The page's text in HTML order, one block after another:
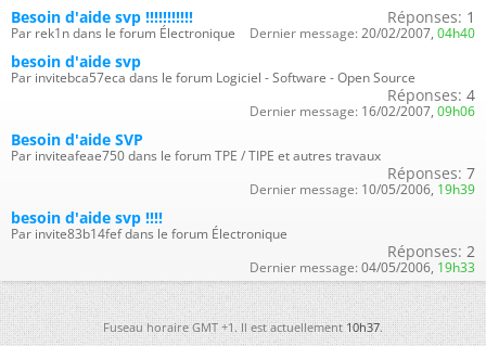
Besoin d'aide svp !!!!!!!!!!!
Par rek1n dans le forum Électronique
Réponses: 1
Dernier message: 20/02/2007, 04h40
besoin d'aide svp
Par invitebca57eca dans le forum Logiciel - Software - Open Source
Réponses: 4
Dernier message: 16/02/2007, 09h06
Besoin d'aide SVP
Par inviteafeae750 dans le forum TPE / TIPE et autres travaux
Réponses: 7
Dernier message: 10/05/2006, 19h39
besoin d'aide svp !!!!
Par invite83b14fef dans le forum Électronique
Réponses: 2
Dernier message: 04/05/2006, 19h33
Fuseau horaire GMT +1. Il est actuellement10h37.